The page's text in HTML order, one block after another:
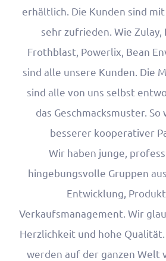
erhältlich. Die Kunden sind
sehr zufrieden. Wie Zulay,
Frothblast, Powerlix, Bean
sind alle unsere Kunden. Die
sind alle von uns selbst
das Geschmacksmuster.
besserer kooperativer
Wir haben junge,
hingebungsvolle Gruppen
Entwicklung,
Verkaufsmanagement. Wir
Herzlichkeit und hohe
werden auf der ganzen Welt